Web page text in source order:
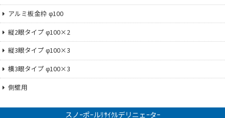
アルミ板金枠 φ100
縦2眼タイプ φ100×2
縦3眼タイプ φ100×3
横3眼タイプ φ100×3
側壁用
スノｰポｰルﾘｻｲｸﾙデリニェｰタｰ